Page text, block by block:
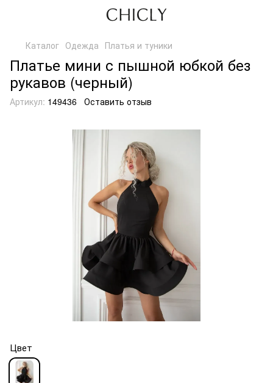
Каталог Одежда Платья и туники
Платье мини с пышной юбкой без
рукавов (черный)
Артикул: 149436 Оставить отзыв
Цвет